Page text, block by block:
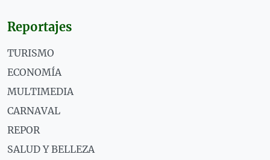
Reportajes
TURISMO
ECONOMÍA
MULTIMEDIA
CARNAVAL
REPOR
SALUD Y BELLEZA